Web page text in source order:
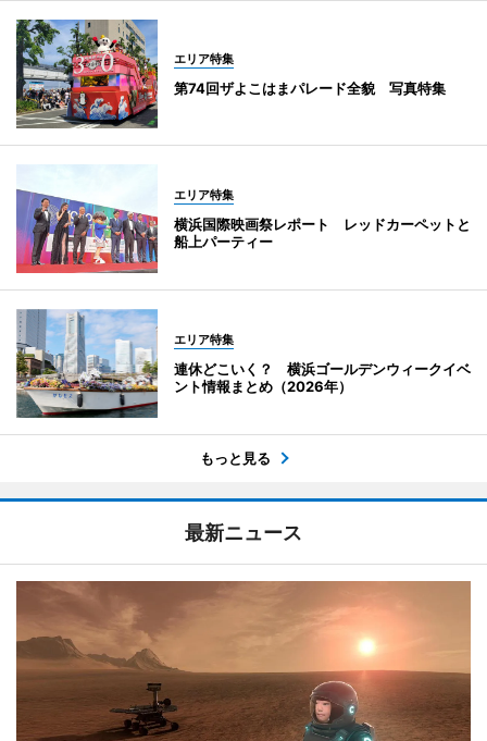
エリア特集
第74回ザよこはまパレード全貌 写真特集
エリア特集
横浜国際映画祭レポート レッドカーペットと
船上パーティー
エリア特集
連休どこいく？ 横浜ゴールデンウィークイベ
ント情報まとめ（2026年）
もっと見る
最新ニュース